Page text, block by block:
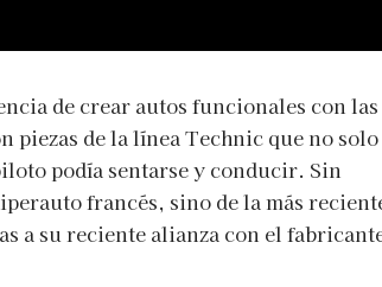
de crear autos funcionales con las
piezas de la línea Technic que no solo
podía sentarse y conducir. Sin
francés, sino de la más
a su reciente alianza con el